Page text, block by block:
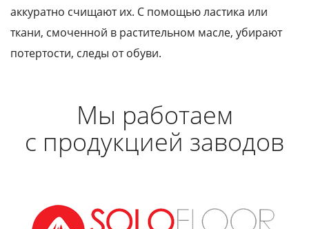
аккуратно счищают их. С помощью ластика или
ткани, смоченной в растительном масле, убирают
потертости, следы от обуви.
Мы работаем
с продукцией заводов